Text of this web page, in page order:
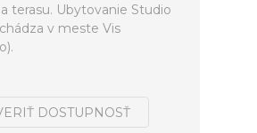
terasu. Ubytovanie Studio
v meste Vis
DOSTUPNOSŤ